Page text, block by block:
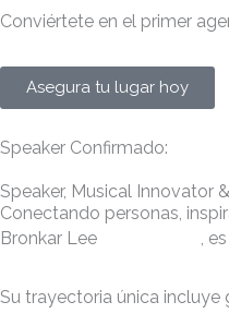
Conviértete en el primer
Asegura tu lugar hoy
Speaker Confirmado:
Speaker, Musical Innovator
Conectando personas,
Bronkar Lee
,
Su trayectoria única incluye